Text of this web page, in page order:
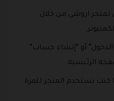
لمتجر اروشي من خلال
أو “إنشاء حساب”
الرئيسية.
كنت تستخدم المتجر للمرة